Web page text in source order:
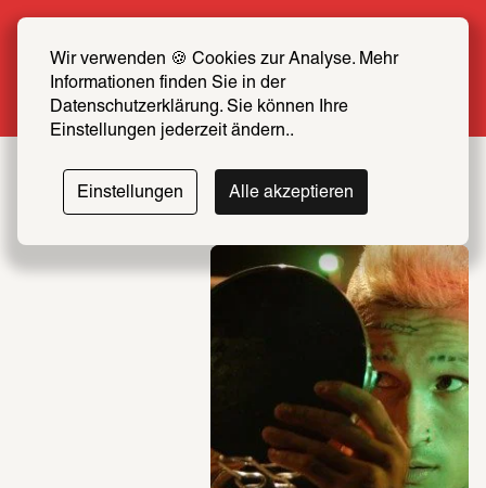
Wir verwenden 🍪 Cookies zur Analyse. Mehr
Informationen finden Sie in der
Datenschutzerklärung. Sie können Ihre
Einstellungen jederzeit ändern..
Einstellungen Alle akzeptieren
SCHIRN FREUND*IN werden
Mehr erfahren
SCHIRN